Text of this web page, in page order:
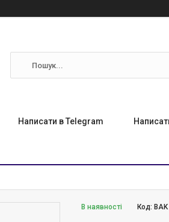
Написати в Telegram
В наявності Код: